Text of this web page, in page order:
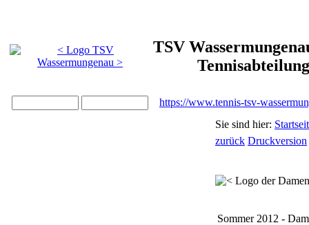
TSV
Tennisabteilung
https://www.tennis-tsv-
Sie sind hier:
zurück Druckversion
Sommer 2012 -